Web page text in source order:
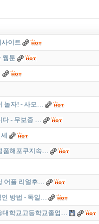
이트
웹툰
놀자! - 사모…
다 - 무보증 …
품해포쿠지속…
어플 리얼후…
인 방법 - 독일…
대학교고등학교졸업…